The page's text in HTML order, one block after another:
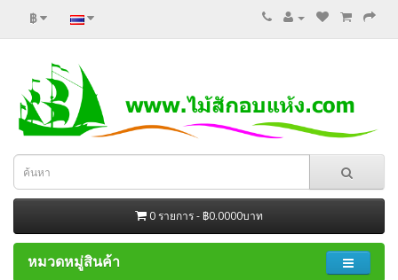
฿
0 รายการ - ฿0.0000บาท
หมวดหมู่สินค้า